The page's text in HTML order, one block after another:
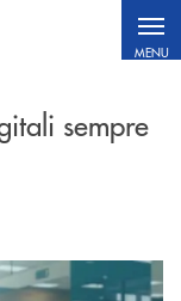
MENU
sempre